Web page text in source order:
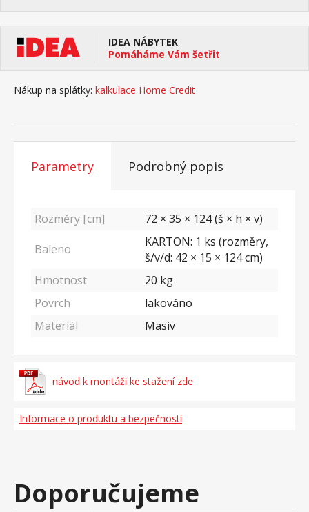
IDEA NÁBYTEK
Pomáháme Vám šetřit
Nákup na splátky: kalkulace Home Credit
Parametry Podrobný popis
Rozměry [cm]
72 × 35 × 124 (š × h × v)
Baleno
KARTON: 1 ks (rozměry,
š/v/d: 42 × 15 × 124 cm)
Hmotnost
20 kg
Povrch
lakováno
Materiál
Masiv
návod k montáži ke stažení zde
Informace o produktu a bezpečnosti
Doporučujeme